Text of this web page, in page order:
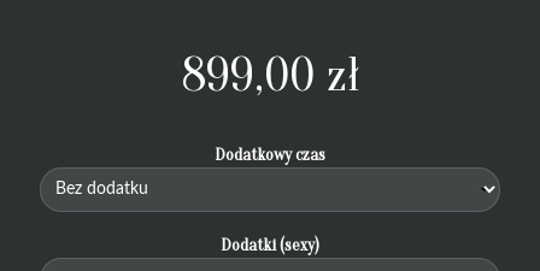
899,00 zł
Dodatkowy czas
Dodatki (sexy)